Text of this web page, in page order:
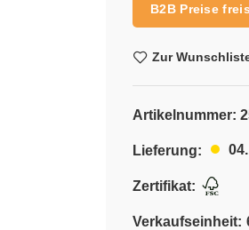
B2B Preise
Zur
Artikelnummer:
Lieferung:
Zertifikat:
Verkaufseinheit: